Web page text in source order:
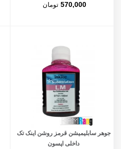
570,000 تومان
جوهر سابلیمیشن قرمز روشن اینک تک
داخلی اپسون